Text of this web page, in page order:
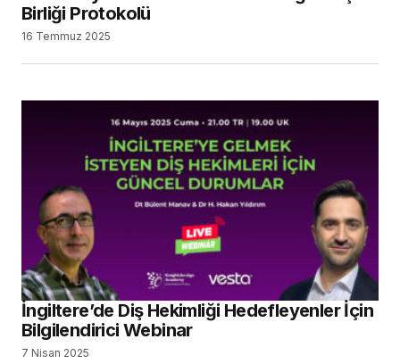
Birliği Protokolü
16 Temmuz 2025
İngiltere’de Diş Hekimliği Hedefleyenler İçin
Bilgilendirici Webinar
7 Nisan 2025